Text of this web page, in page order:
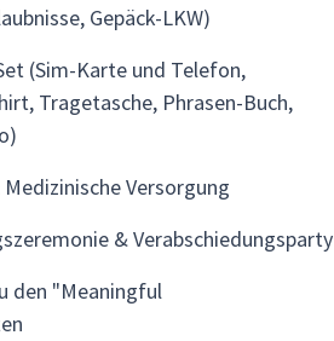
Gepäck-LKW)
(Sim-Karte und Telefon,
Tragetasche, Phrasen-Buch,
Versorgung
& Verabschiedungsparty
den "Meaningful